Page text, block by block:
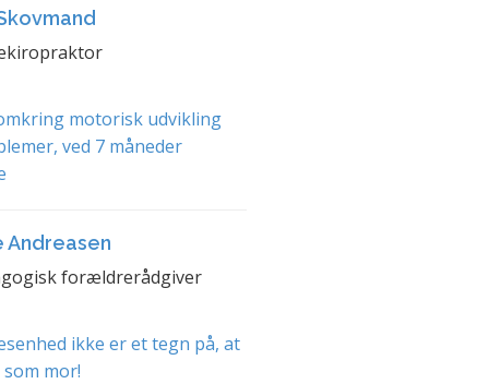
motorisk udvikling
ved 7 måneder
Andreasen
forældrerådgiver
ikke er et tegn på, at
mor!